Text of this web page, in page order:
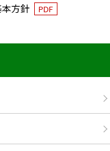
方針 PDF